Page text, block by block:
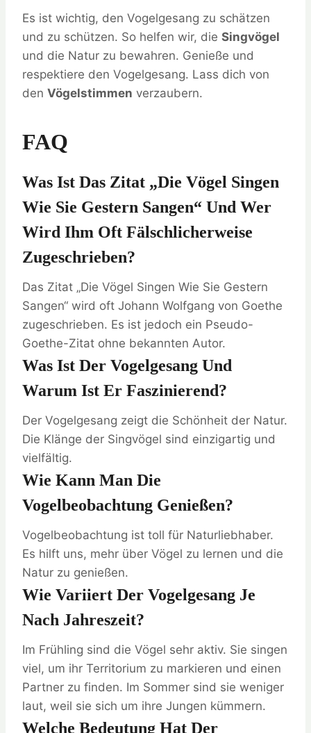
Es ist wichtig, den Vogelgesang zu schätzen
und zu schützen. So helfen wir, die Singvögel
und die Natur zu bewahren. Genieße und
respektiere den Vogelgesang. Lass dich von
den Vögelstimmen verzaubern.
FAQ
Was Ist Das Zitat „Die Vögel Singen
Wie Sie Gestern Sangen“ Und Wer
Wird Ihm Oft Fälschlicherweise
Zugeschrieben?
Das Zitat „Die Vögel Singen Wie Sie Gestern
Sangen“ wird oft Johann Wolfgang von Goethe
zugeschrieben. Es ist jedoch ein Pseudo-
Goethe-Zitat ohne bekannten Autor.
Was Ist Der Vogelgesang Und
Warum Ist Er Faszinierend?
Der Vogelgesang zeigt die Schönheit der Natur.
Die Klänge der Singvögel sind einzigartig und
vielfältig.
Wie Kann Man Die
Vogelbeobachtung Genießen?
Vogelbeobachtung ist toll für Naturliebhaber.
Es hilft uns, mehr über Vögel zu lernen und die
Natur zu genießen.
Wie Variiert Der Vogelgesang Je
Nach Jahreszeit?
Im Frühling sind die Vögel sehr aktiv. Sie singen
viel, um ihr Territorium zu markieren und einen
Partner zu finden. Im Sommer sind sie weniger
laut, weil sie sich um ihre Jungen kümmern.
Welche Bedeutung Hat Der